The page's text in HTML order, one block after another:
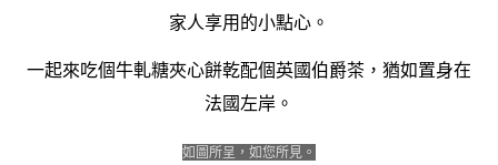
家人享用的小點心。
一起來吃個牛軋糖夾心餅乾配個英國伯爵茶，猶如置身在
法國左岸。
如圖所呈，如您所見。